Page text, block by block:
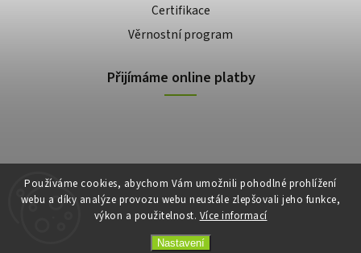
Používáme cookies, abychom Vám umožnili pohodlné prohlížení
webu a díky analýze provozu webu neustále zlepšovali jeho funkce,
výkon a použitelnost. Více informací
Nastavení
Certifikace
Věrnostní program
Přijímáme online platby
Copyright 2026E-shop Slunečnice. Všechna práva vyhrazena.
VytvořilShoptet| Design